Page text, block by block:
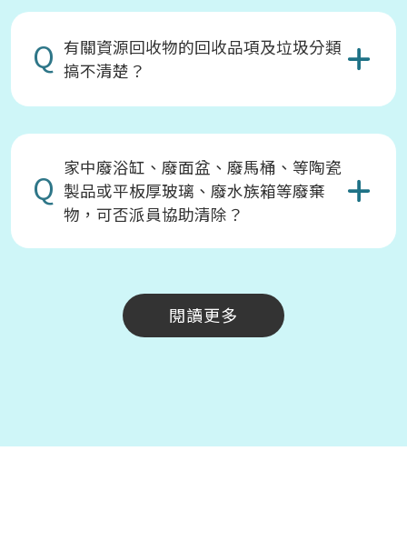
Q 有關資源回收物的回收品項及垃圾分類
搞不清楚？
Q 家中廢浴缸、廢面盆、廢馬桶、等陶瓷
製品或平板厚玻璃、廢水族箱等廢棄
物，可否派員協助清除？
閱讀更多